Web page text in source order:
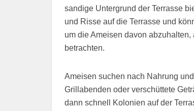
sandige Untergrund der Terrasse
und Risse auf die Terrasse und
um die Ameisen davon
betrachten.
Ameisen suchen nach Nahrung
Grillabenden oder verschüttete
dann schnell Kolonien auf der